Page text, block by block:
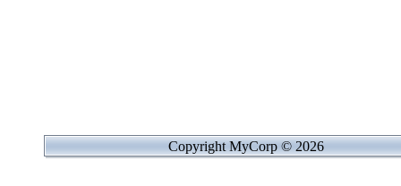
Copyright MyCorp © 2026